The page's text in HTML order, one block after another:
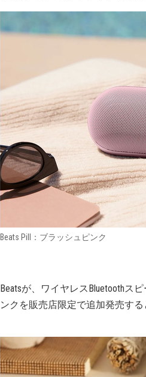
Beats Pill：ブラッシュピンク
Beatsが、ワイヤレスBluetoothス
ンクを販売店限定で追加発売する